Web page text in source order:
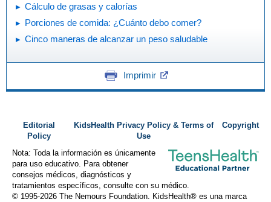
Cálculo de grasas y calorías
Porciones de comida: ¿Cuánto debo comer?
Cinco maneras de alcanzar un peso saludable
Imprimir
Editorial
Policy
KidsHealth Privacy Policy & Terms of
Use
Copyright
Nota: Toda la información es únicamente
para uso educativo. Para obtener
consejos médicos, diagnósticos y
tratamientos específicos, consulte con su médico.
© 1995-2026 The Nemours Foundation. KidsHealth® es una marca